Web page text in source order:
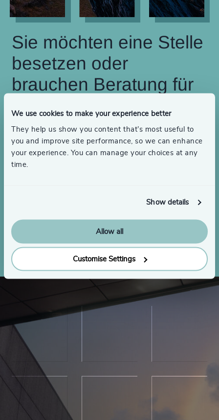
We use cookies to make your experience better
They help us show you content that’s most useful to
you and improve site performance, so we can enhance
your experience. You can manage your choices at any
time.
Show details
Allow all
Customise Settings
Sie möchten eine Stelle
besetzen oder
brauchen Beratung für
Ihre Führungskräfte?
Kontaktieren Sie uns, um Ihren Bedarf im Bereich
Executive Search oder Führungskräfteentwicklung
zu besprechen.